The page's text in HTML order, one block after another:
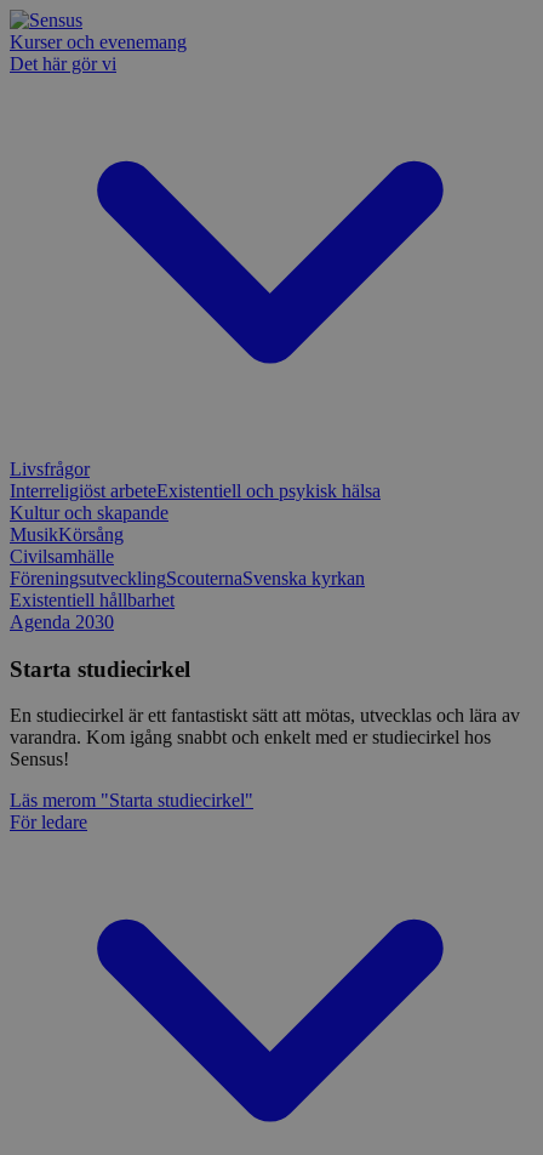
Kurser och evenemang
Det här gör vi
Livsfrågor
Interreligiöst arbeteExistentiell och psykisk hälsa
Kultur och skapande
MusikKörsång
Civilsamhälle
FöreningsutvecklingScouternaSvenska kyrkan
Existentiell hållbarhet
Agenda 2030
Starta studiecirkel
En studiecirkel är ett fantastiskt sätt att mötas, utvecklas och lära av
varandra. Kom igång snabbt och enkelt med er studiecirkel hos
Sensus!
Läs merom "Starta studiecirkel"
För ledare